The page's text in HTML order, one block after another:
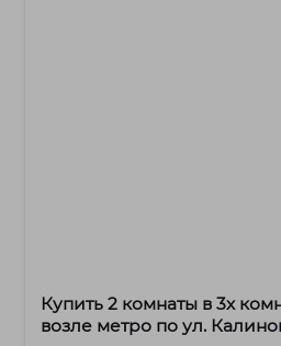
Купить 2 комнаты в 3х
возле метро по ул.